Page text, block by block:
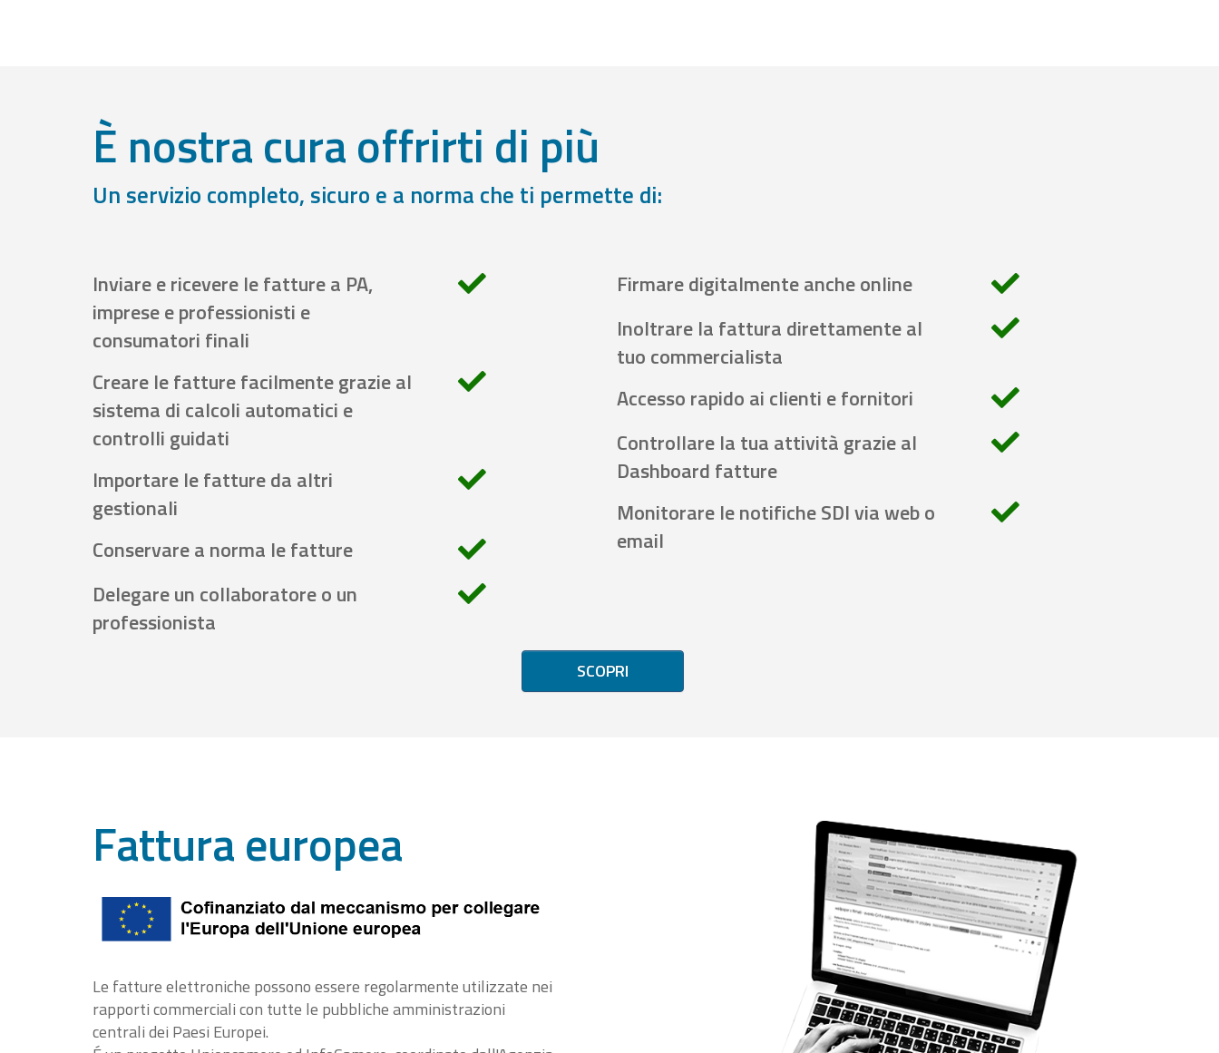
È nostra cura offrirti di più
Un servizio completo, sicuro e a norma che ti permette di:
Inviare e ricevere le fatture a PA,
imprese e professionisti e
consumatori finali
Creare le fatture facilmente grazie al
sistema di calcoli automatici e
controlli guidati
Importare le fatture da altri
gestionali
Conservare a norma le fatture
Delegare un collaboratore o un
professionista
Firmare digitalmente anche online
Inoltrare la fattura direttamente al
tuo commercialista
Accesso rapido ai clienti e fornitori
Controllare la tua attività grazie al
Dashboard fatture
Monitorare le notifiche SDI via web o
email
SCOPRI
Fattura europea
Le fatture elettroniche possono essere regolarmente utilizzate nei
rapporti commerciali con tutte le pubbliche amministrazioni
centrali dei Paesi Europei.